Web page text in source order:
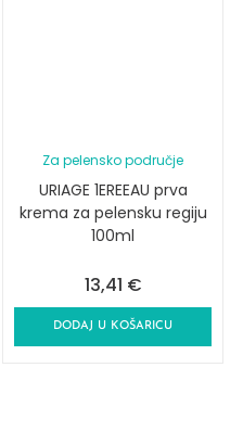
Za pelensko područje
URIAGE 1EREEAU prva
krema za pelensku regiju
100ml
13,41 €
DODAJ U KOŠARICU